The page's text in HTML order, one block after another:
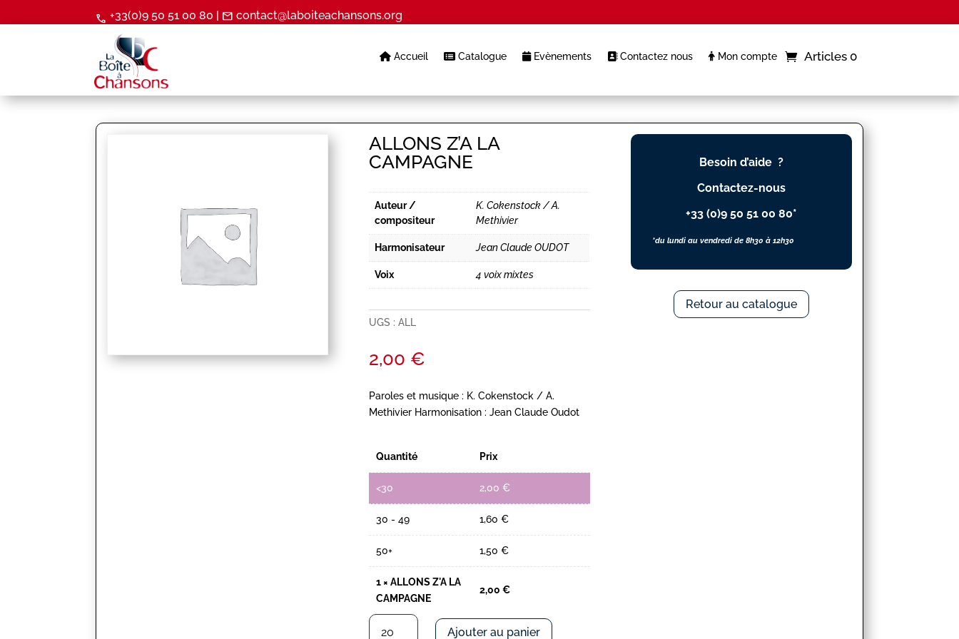
call +33(0)9 50 51 00 80 | mail contact@laboiteachansons.org
Accueil Catalogue Evènements Contactez nous Mon compte Articles 0
ALLONS Z’A LA
CAMPAGNE
Auteur /
compositeur
K. Cokenstock / A.
Methivier
Harmonisateur Jean Claude OUDOT
Voix 4 voix mixtes
UGS :ALL
2,00 €
Paroles et musique : K. Cokenstock / A.
Methivier Harmonisation : Jean Claude Oudot
Quantité Prix
<30 2,00 €
30 - 49 1,60 €
50+ 1,50 €
1 ×ALLONS Z'A LA
CAMPAGNE
2,00 €
quantité
Ajouter au panier
Besoin d’aide ?
Contactez-nous
+33 (0)9 50 51 00 80*
*du lundi au vendredi de 8h30 à 12h30
Retour au catalogue